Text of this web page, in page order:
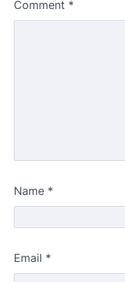
Comment *
Name *
Email *